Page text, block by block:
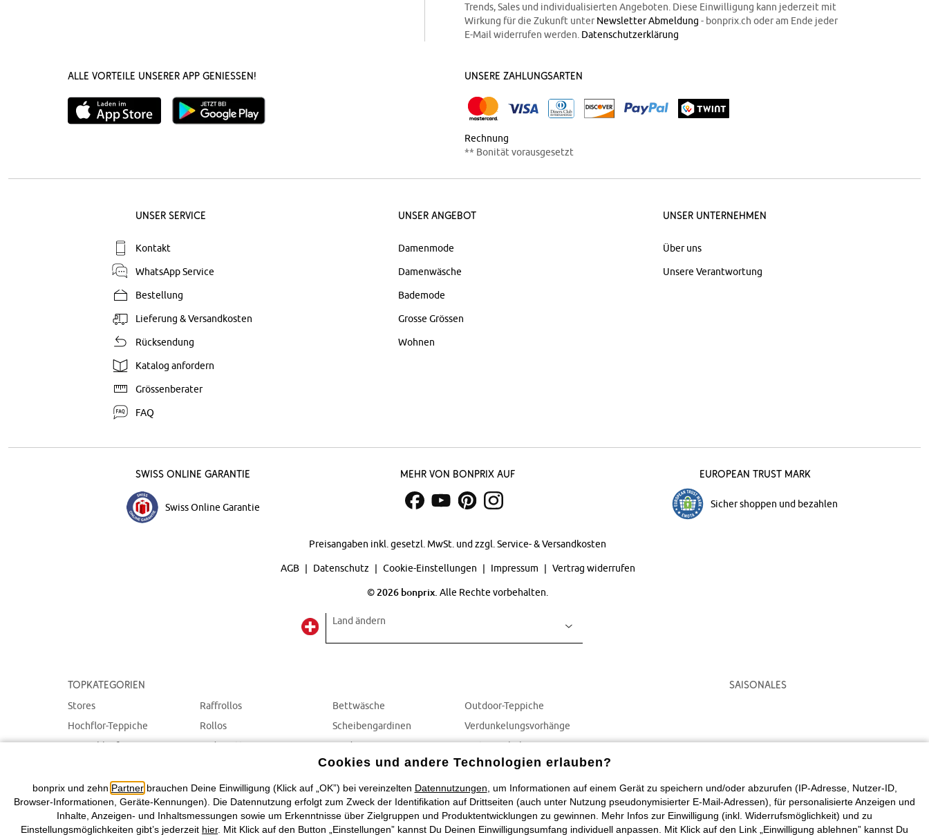
Trends, Sales und individualisierten Angeboten. Diese Einwilligung kann jederzeit mit
Wirkung für die Zukunft unterNewsletter Abmeldung - bonprix.ch oder am Ende jeder
E-Mail widerrufen werden. Datenschutzerklärung
Alle Vorteile unserer App genießen! Unsere Zahlungsarten
Rechnung
** Bonität vorausgesetzt
Unser Service
Kontakt
WhatsApp Service
Bestellung
Lieferung & Versandkosten
Rücksendung
Katalog anfordern
Grössenberater
FAQ
Unser Angebot
Damenmode
Damenwäsche
Bademode
Grosse Grössen
Wohnen
Unser Unternehmen
Über uns
Unsere Verantwortung
Swiss Online Garantie
Swiss Online Garantie
Mehr von bonprix auf European Trust Mark
Sicher shoppen und bezahlen
Preisangaben inkl. gesetzl. MwSt. und zzgl. Service- & Versandkosten
AGB Datenschutz Cookie-Einstellungen Impressum Vertrag widerrufen
© 2026 bonprix. Alle Rechte vorbehalten.
Land ändern
Topkategorien Saisonales
Stores
Hochflor-Teppiche
Teppichläufer
Tagesdecken & Plaids
Raffrollos
Rollos
Badematten
Schiebegardinen
Bettwäsche
Scheibengardinen
Gardinen
Vorhänge
Outdoor-Teppiche
Verdunkelungsvorhänge
Gartenmöbel
Balkonmöbel
Gartendeko
Cookies und andere Technologien erlauben?
bonprix und zehn Partnerbrauchen Deine Einwilligung (Klick auf „OK”) bei vereinzelten Datennutzungen , um Informationen auf einem Gerät zu speichern und/oder abzurufen (IP-Adresse, Nutzer-ID,
Browser-Informationen, Geräte-Kennungen). Die Datennutzung erfolgt zum Zweck der Identifikation auf Drittseiten (auch unter Nutzung pseudonymisierter E-Mail-Adressen), für personalisierte Anzeigen und
Inhalte, Anzeigen- und Inhaltsmessungen sowie um Erkenntnisse über Zielgruppen und Produktentwicklungen zu gewinnen. Mehr Infos zur Einwilligung (inkl. Widerrufsmöglichkeit) und zu
Einstellungsmöglichkeiten gibt’s jederzeit hier. Mit Klick auf den Button „Einstellungen” kannst Du Deinen Einwilligungsumfang individuell anpassen. Mit Klick auf den Link „Einwilligung ablehnen” kannst Du